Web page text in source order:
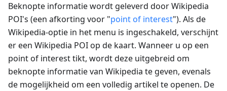
Beknopte informatie wordt geleverd door Wikipedia
POI's (een afkorting voor "point of interest"). Als de
Wikipedia-optie in het menu is ingeschakeld, verschijnt
er een Wikipedia POI op de kaart. Wanneer u op een
point of interest tikt, wordt deze uitgebreid om
beknopte informatie van Wikipedia te geven, evenals
de mogelijkheid om een volledig artikel te openen. De